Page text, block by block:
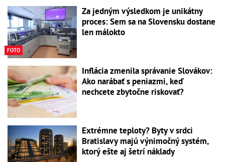
FOTO
Za jedným výsledkom je unikátny
proces: Sem sa na Slovensku dostane
len málokto
Inflácia zmenila správanie Slovákov:
Ako narábať s peniazmi, keď
nechcete zbytočne riskovať?
Extrémne teploty? Byty v srdci
Bratislavy majú výnimočný systém,
ktorý ešte aj šetrí náklady